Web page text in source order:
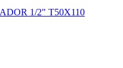
1/2" T50X110